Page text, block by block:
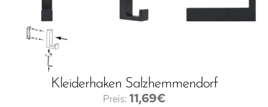
Kleiderhaken Salzhemmendorf
11,69€